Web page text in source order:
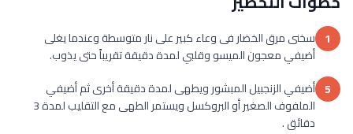
1 سخنى مرق الخضار فى وعاء كبير على نار متوسطة وعندما يغلى
أضيفي معجون الميسو وقلبي لمدة دقيقة تقريباً حتى يذوب.
5 أضيفي الزنجبيل المبشور ويطهى لمدة دقيقة أخرى ثم أضيفي
الملفوف الصغير أو البروكسل ويستمر الطهى مع التقليب لمدة 3
دقائق .